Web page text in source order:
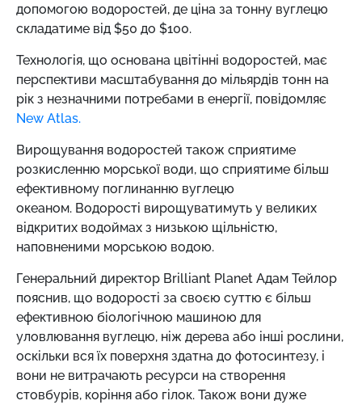
допомогою водоростей, де ціна за тонну вуглецю
складатиме від $50 до $100.
Технологія, що основана цвітінні водоростей, має
перспективи масштабування до мільярдів тонн на
рік з незначними потребами в енергії, повідомляє
New Atlas.
Вирощування водоростей також сприятиме
розкисленню морської води, що сприятиме більш
ефективному поглинанню вуглецю
океаном. Водорості вирощуватимуть у великих
відкритих водоймах з низькою щільністю,
наповненими морською водою.
Генеральний директор Brilliant Planet Адам Тейлор
пояснив, що водорості за своєю суттю є більш
ефективною біологічною машиною для
уловлювання вуглецю, ніж дерева або інші рослини,
оскільки вся їх поверхня здатна до фотосинтезу, і
вони не витрачають ресурси на створення
стовбурів, коріння або гілок. Також вони дуже